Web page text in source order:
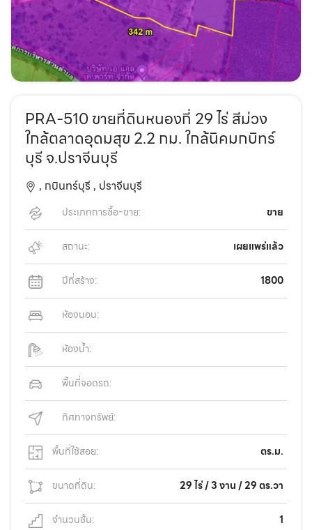
PRA-510 ขายที่ดินหนองกี่ 29 ไร่ สีม่วง
ใกล้ตลาดอุดมสุข 2.2 กม. ใกล้นิคมกบิทร์
บุรี จ.ปราจีนบุรี
, กบินทร์บุรี , ปราจีนบุรี
ประเภทการซื้อ-ขาย: ขาย
สถานะ: เผยแพร่แล้ว
ปีที่สร้าง: 1800
ห้องนอน:
ห้องน้ำ:
พื้นที่จอดรถ:
ทิศทางทรัพย์:
พื้นที่ใช้สอย: ตร.ม.
ขนาดที่ดิน: 29 ไร่ / 3 งาน / 29 ตร.วา
จำนวนชั้น: 1